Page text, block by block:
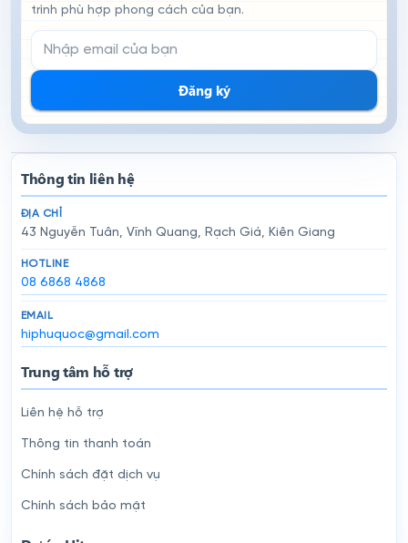
trình phù hợp phong cách của bạn.
Email đăng ký nhận tin
Đăng ký
Thông tin liên hệ
ĐỊA CHỈ
43 Nguyễn Tuân, Vĩnh Quang, Rạch Giá, Kiên Giang
HOTLINE
08 6868 4868
EMAIL
hiphuquoc@gmail.com
Trung tâm hỗ trợ
Liên hệ hỗ trợ
Thông tin thanh toán
Chính sách đặt dịch vụ
Chính sách bảo mật